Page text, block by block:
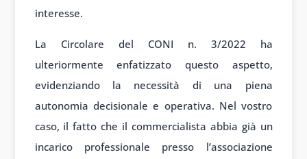
interesse.
La Circolare del CONI n. 3/2022 ha
ulteriormente enfatizzato questo aspetto,
evidenziando la necessità di una piena
autonomia decisionale e operativa. Nel vostro
caso, il fatto che il commercialista abbia già un
incarico professionale presso l’associazione